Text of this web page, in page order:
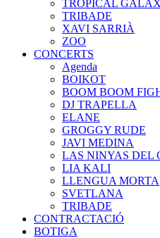
TROPICAL
TRIBADE
XAVI SARRIÀ
ZOO
CONCERTS
Agenda
BOIKOT
BOOM BOOM
DJ TRAPELLA
ELANE
GROGGY RUDE
JAVI MEDINA
LAS NINYAS DEL
LIA KALI
LLENGUA MORTA
SVETLANA
TRIBADE
CONTRACTACIÓ
BOTIGA